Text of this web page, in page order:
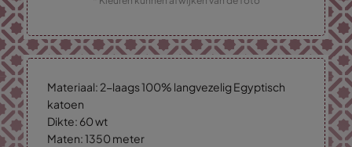
Materiaal: 2-laags 100% langvezelig Egyptisch
katoen
Dikte: 60 wt
Maten: 1350 meter